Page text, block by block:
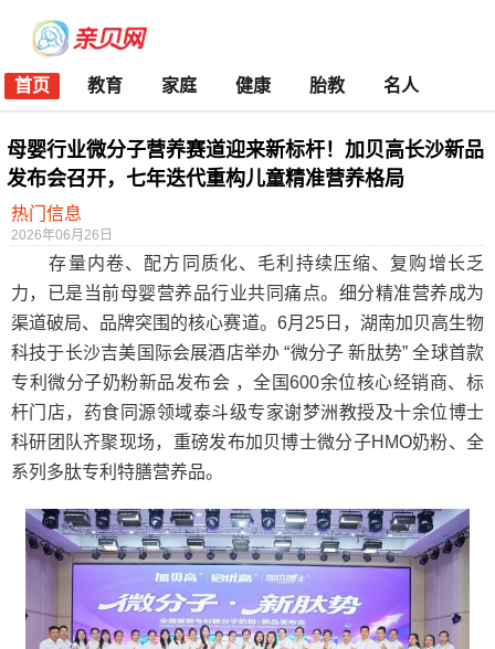
首页 教育 家庭 健康 胎教 名人
母婴行业微分子营养赛道迎来新标杆！加贝高长沙新品
发布会召开，七年迭代重构儿童精准营养格局
热门信息
2026年06月26日
存量内卷、配方同质化、毛利持续压缩、复购增长乏
力，已是当前母婴营养品行业共同痛点。细分精准营养成为
渠道破局、品牌突围的核心赛道。6月25日，湖南加贝高生物
科技于长沙吉美国际会展酒店举办 “微分子 新肽势” 全球首款
专利微分子奶粉新品发布会 ，全国600余位核心经销商、标
杆门店，药食同源领域泰斗级专家谢梦洲教授及十余位博士
科研团队齐聚现场，重磅发布加贝博士微分子HMO奶粉、全
系列多肽专利特膳营养品。